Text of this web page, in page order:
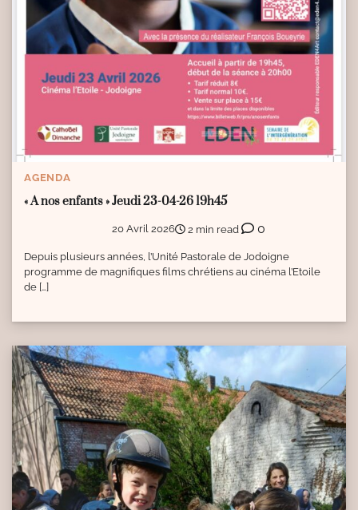
AGENDA
« A nos enfants » Jeudi 23-04-26 19h45
20 Avril 2026 2 min read 0
Depuis plusieurs années, l’Unité Pastorale de Jodoigne
programme de magnifiques films chrétiens au cinéma l’Etoile
de […]